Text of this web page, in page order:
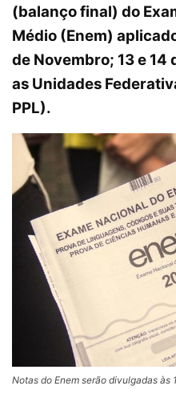
(balanço final) do
Médio (Enem)
de Novembro; 13 e 14
as Unidades
PPL).
Notas do Enem serão divulgadas às